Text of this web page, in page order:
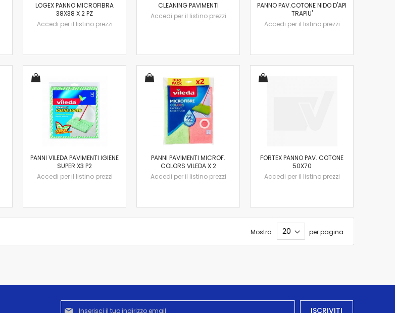
LOGEX PANNO MICROFIBRA
38X38 X 2 PZ
Accedi per il listino prezzi
CLEANING PAVIMENTI
Accedi per il listino prezzi
PANNO PAV.COTONE NIDO D'API
TRAPIU'
Accedi per il listino prezzi
PANNI VILEDA PAVIMENTI IGIENE
SUPER X3 P2
Accedi per il listino prezzi
PANNI PAVIMENTI MICROF.
COLORS VILEDA X 2
Accedi per il listino prezzi
FORTEX PANNO PAV. COTONE
50X70
Accedi per il listino prezzi
Mostra per pagina
Iscriviti
ISCRIVITI